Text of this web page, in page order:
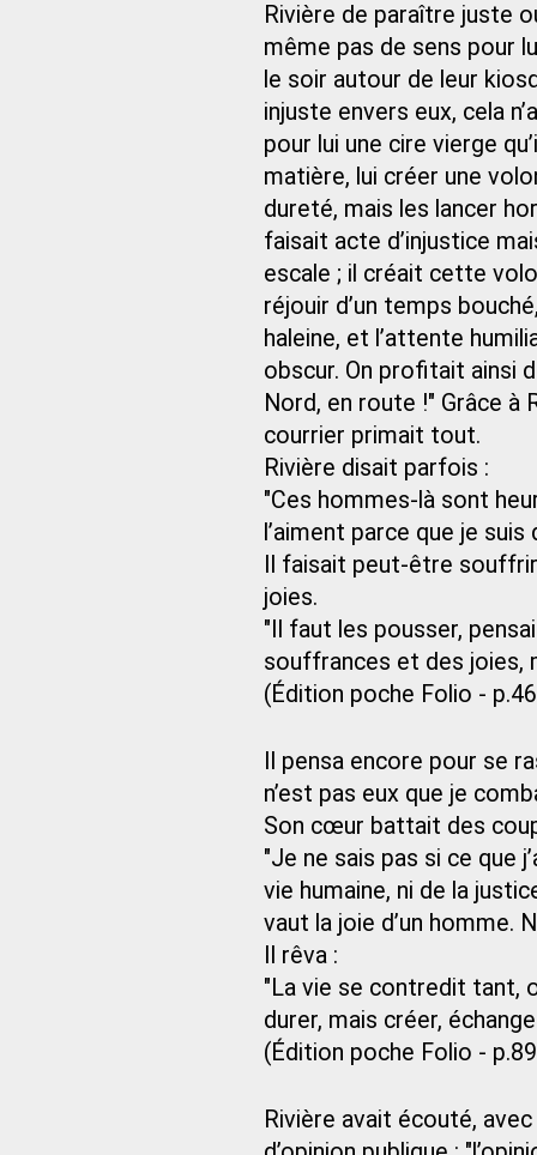
Rivière de paraître juste
même pas de sens pour
le soir autour de leur
injuste envers eux, cela
pour lui une cire vierge
matière, lui créer une
dureté, mais les lancer
faisait acte d’injustice
escale ; il créait cette
réjouir d’un temps
haleine, et l’attente
obscur. On profitait ainsi
Nord, en route !" Grâce à
courrier primait tout.
Rivière disait parfois :
"Ces hommes-là sont
l’aiment parce que je suis
Il faisait peut-être
joies.
"Il faut les pousser,
souffrances et des joies,
(Édition poche Folio -
Il pensa encore pour se
n’est pas eux que je
Son cœur battait des
"Je ne sais pas si ce que
vie humaine, ni de la
vaut la joie d’un homme.
Il rêva :
"La vie se contredit tant,
durer, mais créer,
(Édition poche Folio -
Rivière avait écouté,